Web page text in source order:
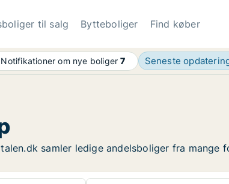
til salg Bytteboliger Find køber
Notifikationer om nye boliger7 Seneste
samler ledige andelsboliger fra mange